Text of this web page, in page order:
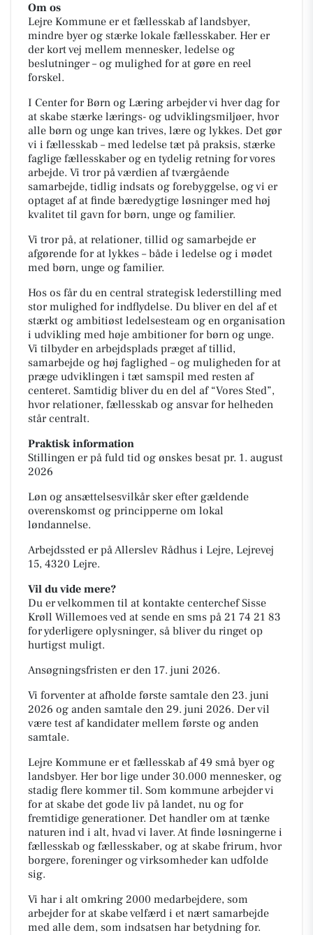
Om os
Lejre Kommune er et fællesskab af landsbyer,
mindre byer og stærke lokale fællesskaber. Her er
der kort vej mellem mennesker, ledelse og
beslutninger – og mulighed for at gøre en reel
forskel.
I Center for Børn og Læring arbejder vi hver dag for
at skabe stærke lærings- og udviklingsmiljøer, hvor
alle børn og unge kan trives, lære og lykkes. Det gør
vi i fællesskab – med ledelse tæt på praksis, stærke
faglige fællesskaber og en tydelig retning for vores
arbejde. Vi tror på værdien af tværgående
samarbejde, tidlig indsats og forebyggelse, og vi er
optaget af at finde bæredygtige løsninger med høj
kvalitet til gavn for børn, unge og familier.
Vi tror på, at relationer, tillid og samarbejde er
afgørende for at lykkes – både i ledelse og i mødet
med børn, unge og familier.
Hos os får du en central strategisk lederstilling med
stor mulighed for indflydelse. Du bliver en del af et
stærkt og ambitiøst ledelsesteam og en organisation
i udvikling med høje ambitioner for børn og unge.
Vi tilbyder en arbejdsplads præget af tillid,
samarbejde og høj faglighed – og muligheden for at
præge udviklingen i tæt samspil med resten af
centeret. Samtidig bliver du en del af “Vores Sted”,
hvor relationer, fællesskab og ansvar for helheden
står centralt.
Praktisk information
Stillingen er på fuld tid og ønskes besat pr. 1. august
2026
Løn og ansættelsesvilkår sker efter gældende
overenskomst og principperne om lokal
løndannelse.
Arbejdssted er på Allerslev Rådhus i Lejre, Lejrevej
15, 4320 Lejre.
Vil du vide mere?
Du er velkommen til at kontakte centerchef Sisse
Krøll Willemoes ved at sende en sms på 21 74 21 83
for yderligere oplysninger, så bliver du ringet op
hurtigst muligt.
Ansøgningsfristen er den 17. juni 2026.
Vi forventer at afholde første samtale den 23. juni
2026 og anden samtale den 29. juni 2026. Der vil
være test af kandidater mellem første og anden
samtale.
Lejre Kommune er et fællesskab af 49 små byer og
landsbyer. Her bor lige under 30.000 mennesker, og
stadig flere kommer til. Som kommune arbejder vi
for at skabe det gode liv på landet, nu og for
fremtidige generationer. Det handler om at tænke
naturen ind i alt, hvad vi laver. At finde løsningerne i
fællesskab og fællesskaber, og at skabe frirum, hvor
borgere, foreninger og virksomheder kan udfolde
sig.
Vi har i alt omkring 2000 medarbejdere, som
arbejder for at skabe velfærd i et nært samarbejde
med alle dem, som indsatsen har betydning for.